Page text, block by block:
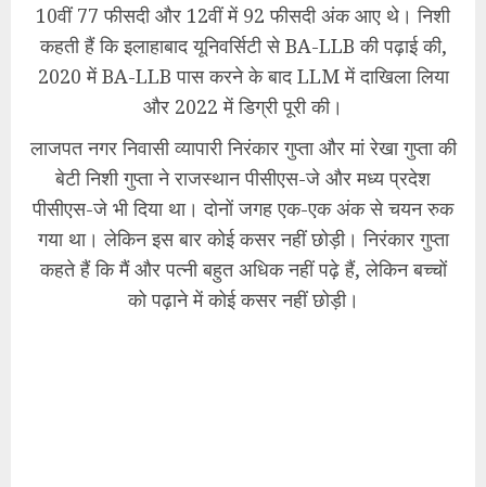
10वीं 77 फीसदी और 12वीं में 92 फीसदी अंक आए थे। निशी
कहती हैं कि इलाहाबाद यूनिवर्सिटी से BA-LLB की पढ़ाई की,
2020 में BA-LLB पास करने के बाद LLM में दाखिला लिया
और 2022 में डिग्री पूरी की।
लाजपत नगर निवासी व्यापारी निरंकार गुप्ता और मां रेखा गुप्ता की
बेटी निशी गुप्ता ने राजस्थान पीसीएस-जे और मध्य प्रदेश
पीसीएस-जे भी दिया था। दोनों जगह एक-एक अंक से चयन रुक
गया था। लेकिन इस बार कोई कसर नहीं छोड़ी। निरंकार गुप्ता
कहते हैं कि मैं और पत्नी बहुत अधिक नहीं पढ़े हैं, लेकिन बच्चों
को पढ़ाने में कोई कसर नहीं छोड़ी।